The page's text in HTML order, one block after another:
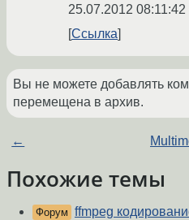
25.07.2012 08:11:42
Ссылка
Вы не можете добавлять
перемещена в архив.
←
Похожие темы
Форум ffmpeg